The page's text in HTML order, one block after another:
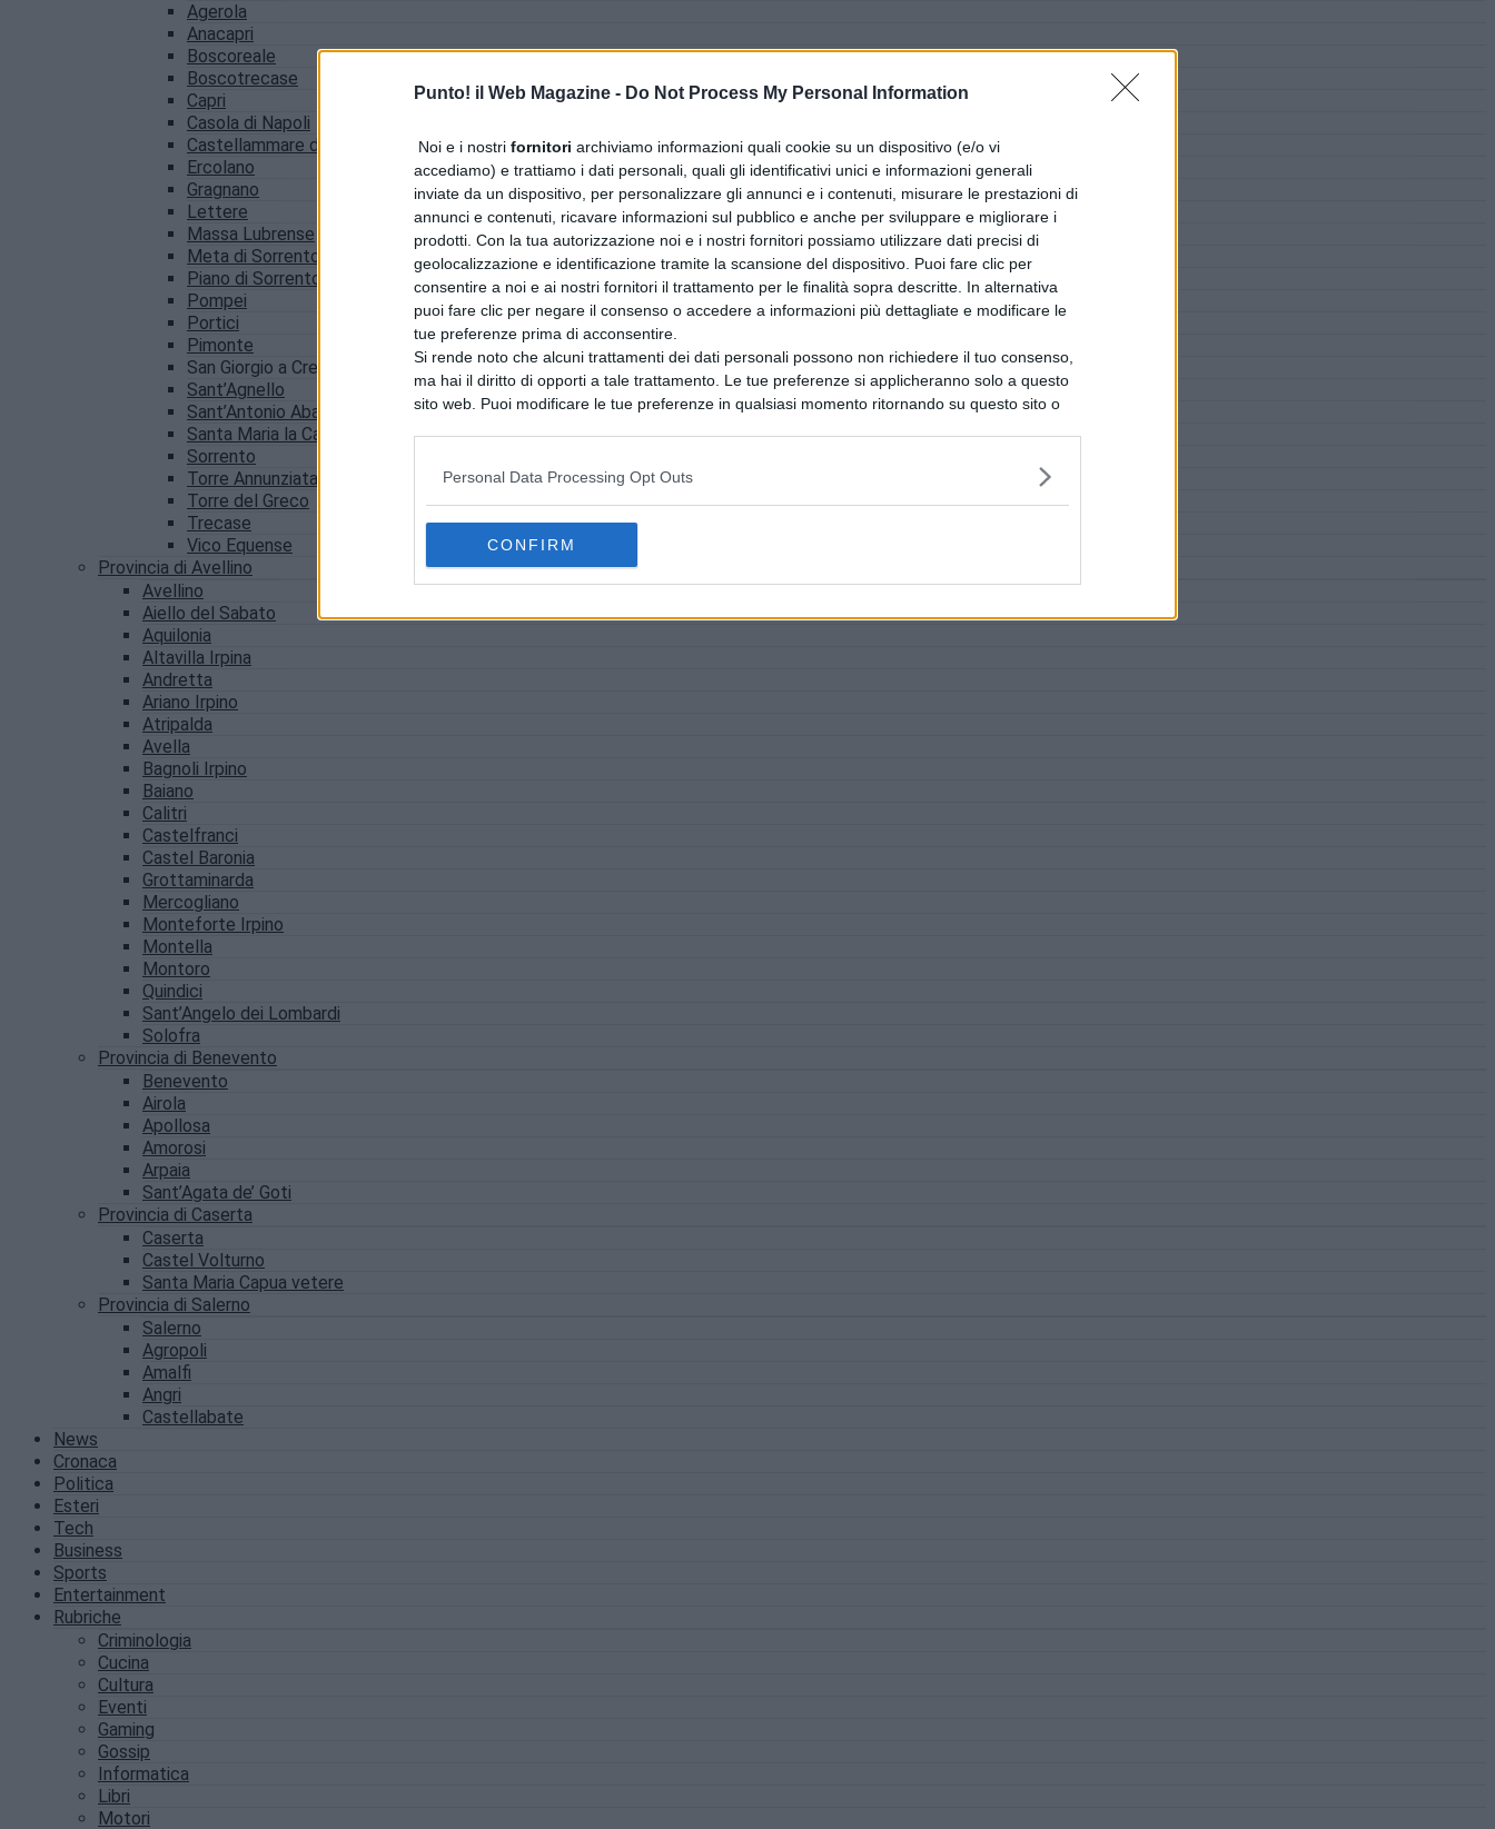
Punto! il Web Magazine - Do Not Process My Personal Information
Noi e i nostri fornitori archiviamo informazioni quali cookie su un dispositivo (e/o vi
accediamo) e trattiamo i dati personali, quali gli identificativi unici e informazioni generali
inviate da un dispositivo, per personalizzare gli annunci e i contenuti, misurare le prestazioni di
annunci e contenuti, ricavare informazioni sul pubblico e anche per sviluppare e migliorare i
prodotti. Con la tua autorizzazione noi e i nostri fornitori possiamo utilizzare dati precisi di
geolocalizzazione e identificazione tramite la scansione del dispositivo. Puoi fare clic per
consentire a noi e ai nostri fornitori il trattamento per le finalità sopra descritte. In alternativa
puoi fare clic per negare il consenso o accedere a informazioni più dettagliate e modificare le
tue preferenze prima di acconsentire.
Si rende noto che alcuni trattamenti dei dati personali possono non richiedere il tuo consenso,
ma hai il diritto di opporti a tale trattamento. Le tue preferenze si applicheranno solo a questo
sito web. Puoi modificare le tue preferenze in qualsiasi momento ritornando su questo sito o
Personal Data Processing Opt Outs
CONFIRM
Agerola
Anacapri
Boscoreale
Boscotrecase
Capri
Casola di Napoli
Castellammare di Stabia
Ercolano
Gragnano
Lettere
Massa Lubrense
Meta di Sorrento
Piano di Sorrento
Pompei
Portici
Pimonte
San Giorgio a Cremano
Sant’Agnello
Sant’Antonio Abate
Santa Maria la Carità
Sorrento
Torre Annunziata
Torre del Greco
Trecase
Vico Equense
Provincia di Avellino
Avellino
Aiello del Sabato
Aquilonia
Altavilla Irpina
Andretta
Ariano Irpino
Atripalda
Avella
Bagnoli Irpino
Baiano
Calitri
Castelfranci
Castel Baronia
Grottaminarda
Mercogliano
Monteforte Irpino
Montella
Montoro
Quindici
Sant’Angelo dei Lombardi
Solofra
Provincia di Benevento
Benevento
Airola
Apollosa
Amorosi
Arpaia
Sant’Agata de’ Goti
Provincia di Caserta
Caserta
Castel Volturno
Santa Maria Capua vetere
Provincia di Salerno
Salerno
Agropoli
Amalfi
Angri
Castellabate
News
Cronaca
Politica
Esteri
Tech
Business
Sports
Entertainment
Rubriche
Criminologia
Cucina
Cultura
Eventi
Gaming
Gossip
Informatica
Libri
Motori